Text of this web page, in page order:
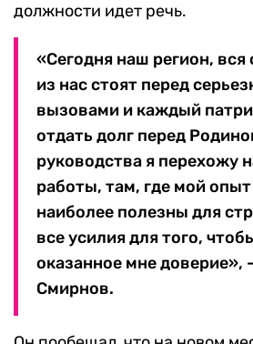
должности идет речь.
«Сегодня наш регион,
из нас стоят перед
вызовами и каждый
отдать долг перед
руководства я перехожу
работы, там, где мой
наиболее полезны для
все усилия для того,
оказанное мне доверие»,
Смирнов.